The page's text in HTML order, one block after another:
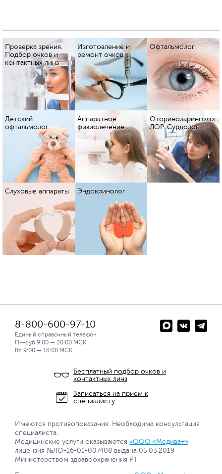
Проверка зрения.
Подбор очков и
контактных линз
Изготовление и
ремонт очков
Офтальмолог
Детский
офтальмолог
Аппаратное
физиолечение
Оториноларинголог.
ЛОР. Сурдолог
Слуховые аппараты Эндокринолог
8-800-600-97-10
Единый справочный телефон
Пн-суб 9:00 — 20:00 МСК
Вс.9:00 — 18:00 МСК
Бесплатный подбор очков и
контактных линз
Записаться на прием к
специалисту
Имеются противопоказания. Необходима консультация
специалиста.
Медицинские услуги оказываются «ООО «Медива+»
лицензия №ЛО-16-01-007408 выдана 05.03.2019
Министерством здравоохранения РТ